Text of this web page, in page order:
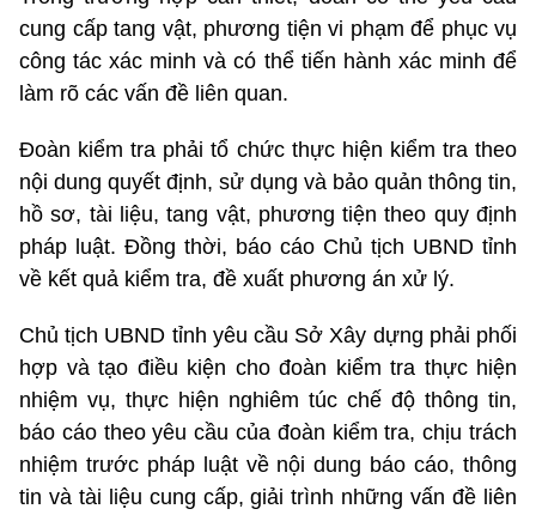
cung cấp tang vật, phương tiện vi phạm để phục vụ
công tác xác minh và có thể tiến hành xác minh để
làm rõ các vấn đề liên quan.
Đoàn kiểm tra phải tổ chức thực hiện kiểm tra theo
nội dung quyết định, sử dụng và bảo quản thông tin,
hồ sơ, tài liệu, tang vật, phương tiện theo quy định
pháp luật. Đồng thời, báo cáo Chủ tịch UBND tỉnh
về kết quả kiểm tra, đề xuất phương án xử lý.
Chủ tịch UBND tỉnh yêu cầu Sở Xây dựng phải phối
hợp và tạo điều kiện cho đoàn kiểm tra thực hiện
nhiệm vụ, thực hiện nghiêm túc chế độ thông tin,
báo cáo theo yêu cầu của đoàn kiểm tra, chịu trách
nhiệm trước pháp luật về nội dung báo cáo, thông
tin và tài liệu cung cấp, giải trình những vấn đề liên